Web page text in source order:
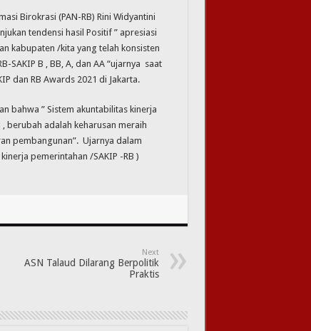
Birokrasi (PAN-RB) Rini Widyantini
tendensi hasil Positif ” apresiasi
kabupaten /kita yang telah konsisten
B , BB, A, dan AA “ujarnya saat
dan RB Awards 2021 di Jakarta.
bahwa ” Sistem akuntabilitas kinerja
berubah adalah keharusan meraih
pembangunan”. Ujarnya dalam
pemerintahan /SAKIP -RB )
Next
ASN Talaud Dilarang Berpolitik
Praktis